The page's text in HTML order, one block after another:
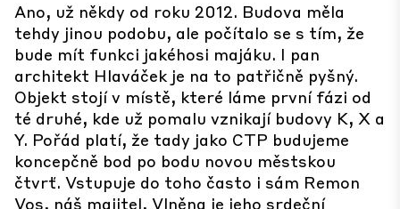
Ano, už někdy od roku 2012. Budova měla
tehdy jinou podobu, ale počítalo se s tím, že
bude mít funkci jakéhosi majáku. I pan
architekt Hlaváček je na to patřičně pyšný.
Objekt stojí v místě, které láme první fázi od
té druhé, kde už pomalu vznikají budovy K, X a
Y. Pořád platí, že tady jako CTP budujeme
koncepčně bod po bodu novou městskou
čtvrť. Vstupuje do toho často i sám Remon
Vos, náš majitel, Vlněna je jeho srdeční